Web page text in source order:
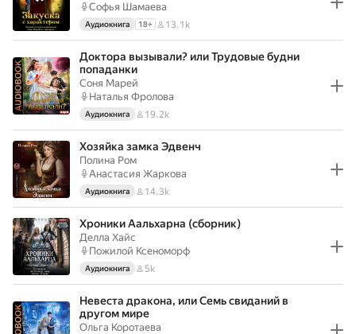
Софья Шамаева
Аудиокнига 18+ 13.1k
Доктора вызывали? или Трудовые будни
попаданки
Соня Марей
Наталья Фролова
Аудиокнига 19.2k
Хозяйка замка Эдвенч
Полина Ром
Анастасия Жаркова
Аудиокнига 14.3k
Хроники Аальхарна (сборник)
Делла Хайс
Пожилой Ксеноморф
Аудиокнига 5k
Невеста дракона, или Семь свиданий в
другом мире
Ольга Коротаева